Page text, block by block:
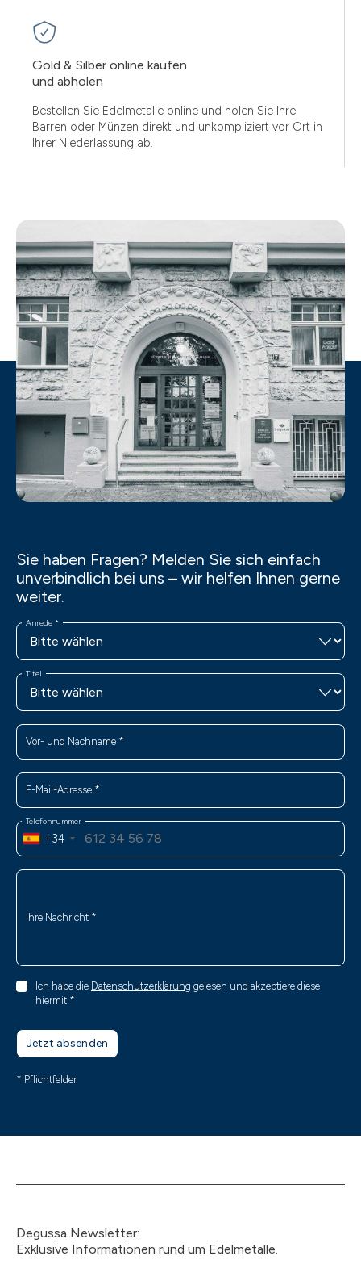
Gold & Silber online kaufen
und abholen
Bestellen Sie Edelmetalle online und holen Sie Ihre
Barren oder Münzen direkt und unkompliziert vor Ort in
Ihrer Niederlassung ab.
Sie haben Fragen? Melden Sie sich einfach
unverbindlich bei uns – wir helfen Ihnen gerne
weiter.
Anrede *
Titel
Vor- und Nachname *
E-Mail-Adresse *
Telefonnummer
+34
Ihre Nachricht *
Ich habe die Datenschutzerklärung gelesen und akzeptiere diese
hiermit *
Jetzt absenden
* Pflichtfelder
Degussa Newsletter:
Exklusive Informationen rund um Edelmetalle.